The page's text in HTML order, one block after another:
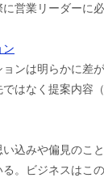
営業リーダーに
ン
ンは明らかに差
はなく提案内容
込みや偏見のこ
。ビジネスはこ